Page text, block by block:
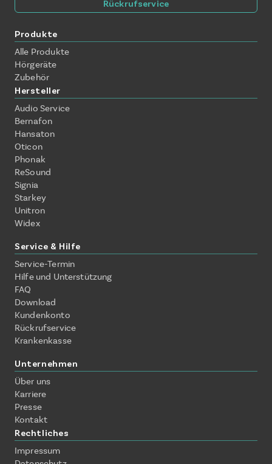
Rückrufservice
Produkte
Alle Produkte
Hörgeräte
Zubehör
Hersteller
Audio Service
Bernafon
Hansaton
Oticon
Phonak
ReSound
Signia
Starkey
Unitron
Widex
Service & Hilfe
Service-Termin
Hilfe und Unterstützung
FAQ
Download
Kundenkonto
Rückrufservice
Krankenkasse
Unternehmen
Über uns
Karriere
Presse
Kontakt
Rechtliches
Impressum